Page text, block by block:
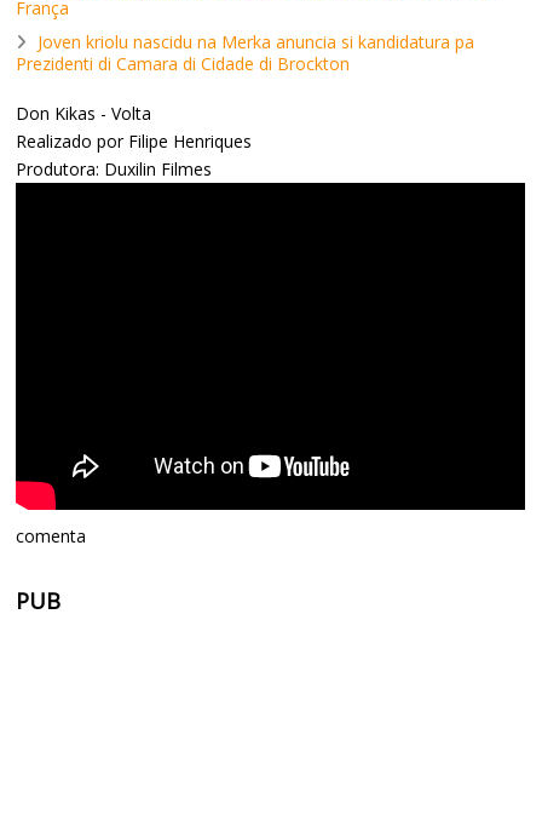
França
Joven kriolu nascidu na Merka anuncia si kandidatura pa
Prezidenti di Camara di Cidade di Brockton
Don Kikas - Volta
Realizado por Filipe Henriques
Produtora: Duxilin Filmes
comenta
PUB